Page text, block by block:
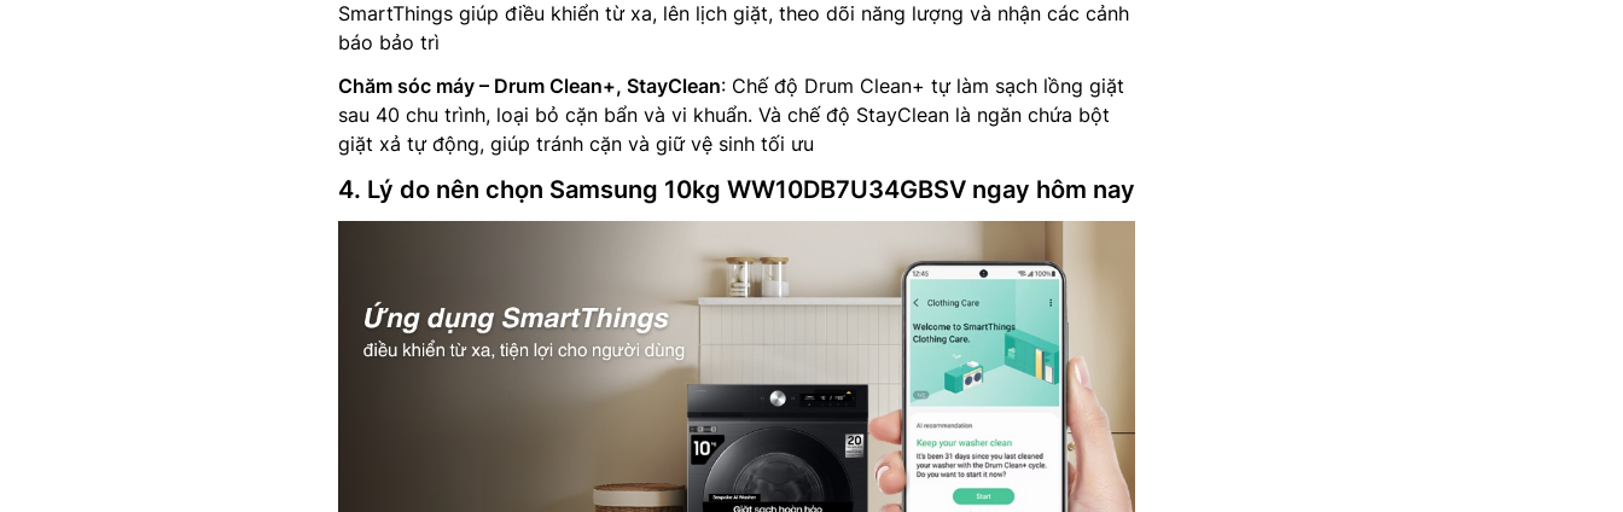
SmartThings giúp điều khiển từ xa, lên lịch giặt, theo dõi năng lượng và nhận các cảnh
báo bảo trì
Chăm sóc máy – Drum Clean+, StayClean: Chế độ Drum Clean+ tự làm sạch lồng giặt
sau 40 chu trình, loại bỏ cặn bẩn và vi khuẩn. Và chế độ StayClean là ngăn chứa bột
giặt xả tự động, giúp tránh cặn và giữ vệ sinh tối ưu
4. Lý do nên chọn Samsung 10kg WW10DB7U34GBSV ngay hôm nay